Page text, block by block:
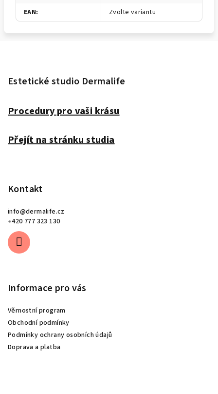
EAN: Zvolte variantu
Estetické studio Dermalife
Procedury pro vaši krásu
Přejít na stránku studia
Kontakt
info@dermalife.cz
+420 777 323 130
Informace pro vás
Věrnostní program
Obchodní podmínky
Podmínky ochrany osobních údajů
Doprava a platba